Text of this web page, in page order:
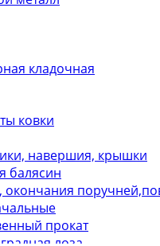
кладочная
ковки
навершия, крышки
балясин
окончания
прокат